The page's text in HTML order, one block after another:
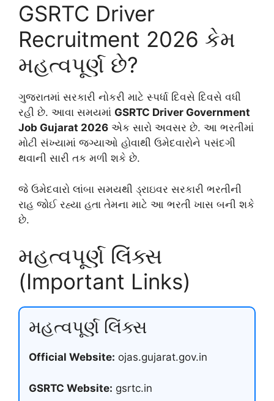
GSRTC Driver
Recruitment 2026 કેમ
મહત્વપૂર્ણ છે?
ગુજરાતમાં સરકારી નોકરી માટે સ્પર્ધા દિવસે દિવસે વધી
રહી છે. આવા સમયમાં GSRTC Driver Government
Job Gujarat 2026 એક સારો અવસર છે. આ ભરતીમાં
મોટી સંખ્યામાં જગ્યાઓ હોવાથી ઉમેદવારોને પસંદગી
થવાની સારી તક મળી શકે છે.
જે ઉમેદવારો લાંબા સમયથી ડ્રાઇવર સરકારી ભરતીની
રાહ જોઈ રહ્યા હતા તેમના માટે આ ભરતી ખાસ બની શકે
છે.
મહત્વપૂર્ણ લિંક્સ
(Important Links)
મહત્વપૂર્ણ લિંક્સ
Official Website: ojas.gujarat.gov.in
GSRTC Website: gsrtc.in